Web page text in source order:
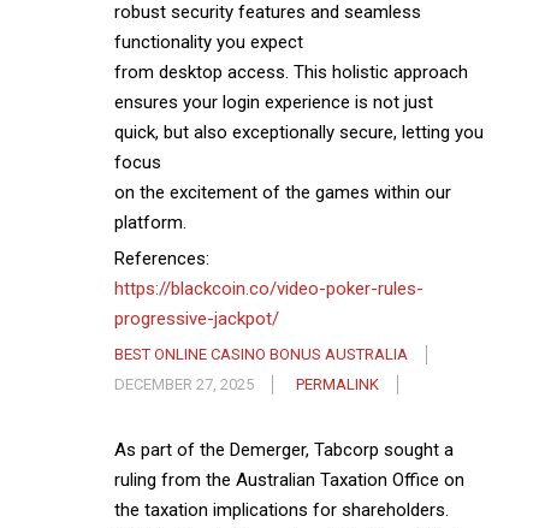
robust security features and seamless
functionality you expect
from desktop access. This holistic approach
ensures your login experience is not just
quick, but also exceptionally secure, letting you
focus
on the excitement of the games within our
platform.
References:
https://blackcoin.co/video-poker-rules-
progressive-jackpot/
BEST ONLINE CASINO BONUS AUSTRALIA
DECEMBER 27, 2025
PERMALINK
As part of the Demerger, Tabcorp sought a
ruling from the Australian Taxation Office on
the taxation implications for shareholders.